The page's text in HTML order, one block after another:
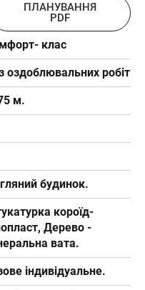
ПЛАНУВАННЯ
PDF
клас
оздоблювальних робіт
м.
будинок.
короїд-
Дерево -
вата.
індивідуальне.